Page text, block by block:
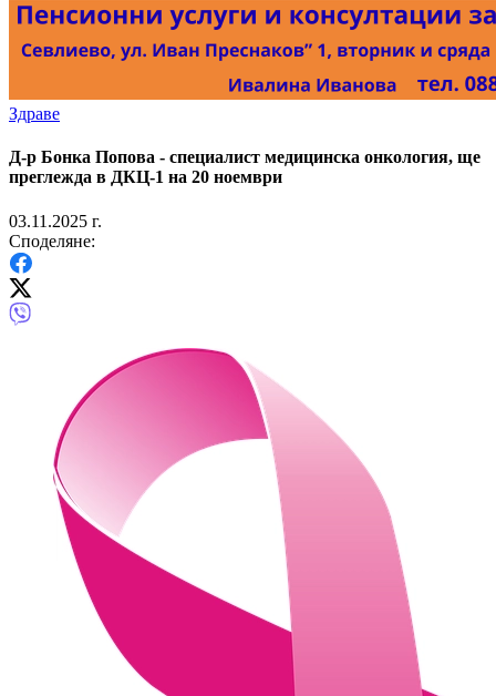
Здраве
Д-р Бонка Попова - специалист медицинска онкология, ще
преглежда в ДКЦ-1 на 20 ноември
03.11.2025 г.
Споделяне: